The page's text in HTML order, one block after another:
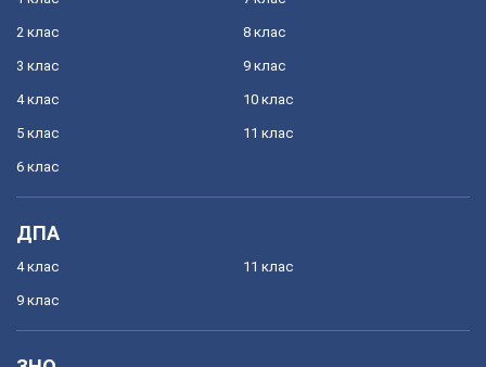
2 клас
3 клас
4 клас
5 клас
6 клас
8 клас
9 клас
10 клас
11 клас
ДПА
4 клас
9 клас
11 клас